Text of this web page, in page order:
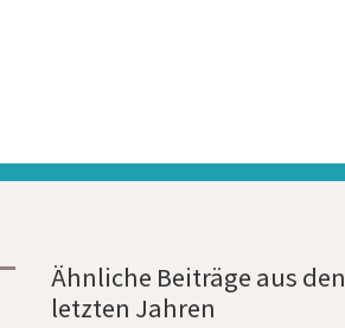
Ähnliche Beiträge aus den
letzten Jahren